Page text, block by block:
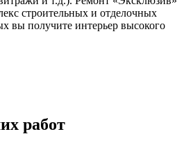
строительных и отделочных
вы получите интерьер высокого
работ